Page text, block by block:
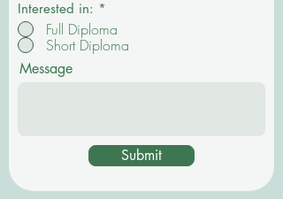
Interested in: *
Full Diploma
Short Diploma
Message
Submit